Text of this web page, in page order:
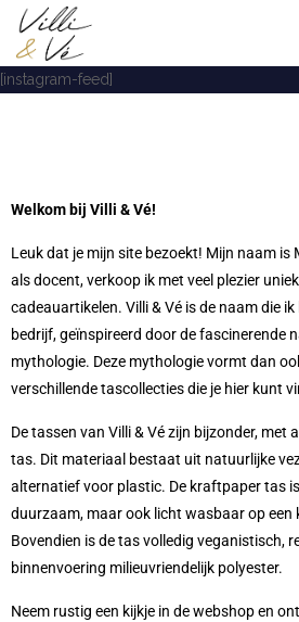
[instagram-feed]
Welkom bij Villi & Vé!
Leuk dat je mijn site bezoekt! Mijn naam is
als docent, verkoop ik met veel plezier
cadeauartikelen. Villi & Vé is de naam die
bedrijf, geïnspireerd door de fascinerende
mythologie. Deze mythologie vormt dan
verschillende tascollecties die je hier kunt
De tassen van Villi & Vé zijn bijzonder,
tas. Dit materiaal bestaat uit natuurlijke
alternatief voor plastic. De kraftpaper tas
duurzaam, maar ook licht wasbaar op
Bovendien is de tas volledig veganistisch,
binnenvoering milieuvriendelijk polyester.
Neem rustig een kijkje in de webshop en